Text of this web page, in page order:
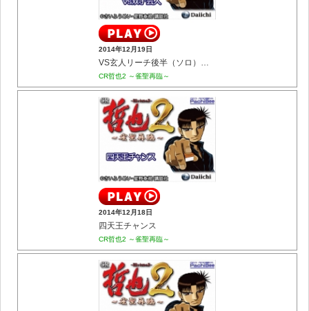
2014年12月19日
VS玄人リーチ後半（ソロ） vs双子芸人
CR哲也2 ～雀聖再臨～
2014年12月18日
四天王チャンス
CR哲也2 ～雀聖再臨～